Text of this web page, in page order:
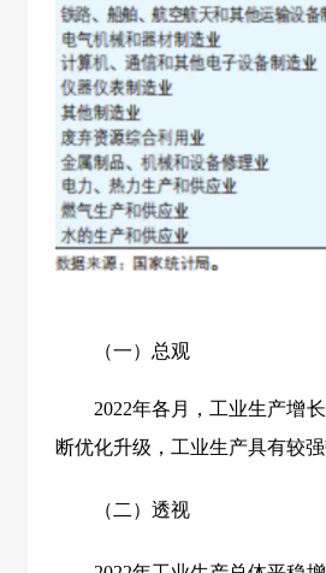
（一）总观
2022年各月，工业生产增
断优化升级，工业生产具有较
（二） 透视